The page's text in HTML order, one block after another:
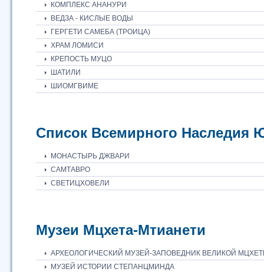
КОМПЛЕКС АНАНУРИ
ВЕДЗА - КИСЛЫЕ ВОДЫ
ГЕРГЕТИ САМЕБА (ТРОИЦА)
ХРАМ ЛОМИСИ
КРЕПОСТЬ МУЦО
ШАТИЛИ
ШИОМГВИМЕ
Список Всемирного Наследия
МОНАСТЫРЬ ДЖВАРИ
САМТАВРО
СВЕТИЦХОВЕЛИ
Музеи Мцхета-Мтианети
АРХЕОЛОГИЧЕСКИЙ МУЗЕЙ-ЗАПОВЕДНИК ВЕЛИКОЙ
МУЗЕЙ ИСТОРИИ СТЕПАНЦМИНДА